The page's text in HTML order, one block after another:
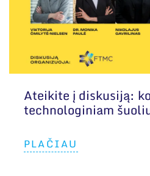
Ateikite į diskusiją:
technologiniam
PLAČIAU